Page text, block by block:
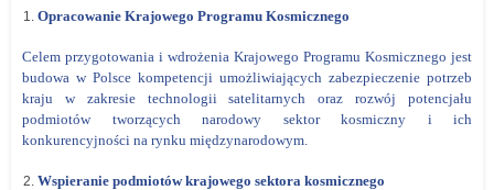
Opracowanie Krajowego Programu Kosmicznego
Celem przygotowania i wdrożenia Krajowego Programu Kosmicznego jest
budowa w Polsce kompetencji umożliwiających zabezpieczenie potrzeb
kraju w zakresie technologii satelitarnych oraz rozwój potencjału
podmiotów tworzących narodowy sektor kosmiczny i ich
konkurencyjności na rynku międzynarodowym.
Wspieranie podmiotów krajowego sektora kosmicznego